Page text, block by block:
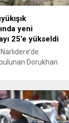
yeni
25’e yükseldi
Dorukhan
ediyor. Son olarak
Büro Amiri
da tutuklanmasıyla